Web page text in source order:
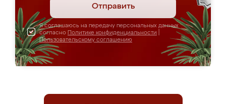
Отправить
Я соглашаюсь на передачу персональных данных
согласно Политике конфиденциальности
Пользовательскому соглашению